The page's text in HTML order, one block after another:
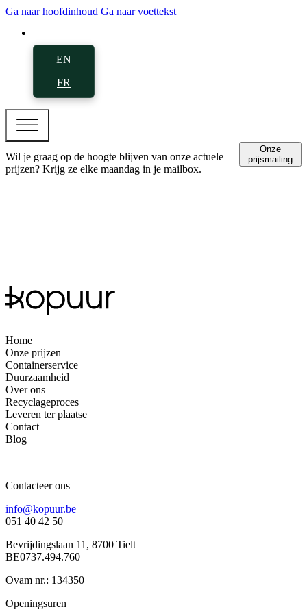
Ga naar hoofdinhoud Ga naar voettekst
EN
FR
Wil je graag op de hoogte blijven van onze actuele
prijzen? Krijg ze elke maandag in je mailbox.
Onze
prijsmailing
Home
Onze prijzen
Containerservice
Duurzaamheid
Over ons
Recyclageproces
Leveren ter plaatse
Contact
Blog
Contacteer ons
info@kopuur.be
051 40 42 50
Bevrijdingslaan 11, 8700 Tielt
BE0737.494.760
Ovam nr.: 134350
Openingsuren